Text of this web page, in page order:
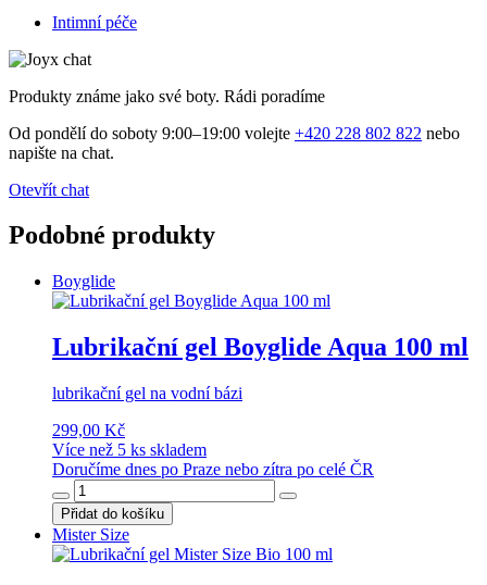
Intimní péče
Produkty známe jako své boty. Rádi poradíme
Od pondělí do soboty 9:00–19:00 volejte +420 228 802 822 nebo
napište na chat.
Otevřít chat
Podobné produkty
Boyglide
Lubrikační gel Boyglide Aqua 100 ml
lubrikační gel na vodní bázi
299,00 Kč
Více než 5 ks skladem
Doručíme dnes po Praze nebo zítra po celé ČR
Přidat do košíku
Mister Size